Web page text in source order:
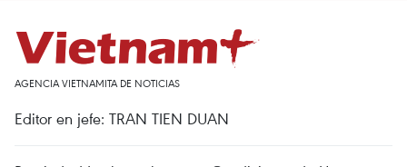
AGENCIA VIETNAMITA DE NOTICIAS
Editor en jefe: TRAN TIEN DUAN